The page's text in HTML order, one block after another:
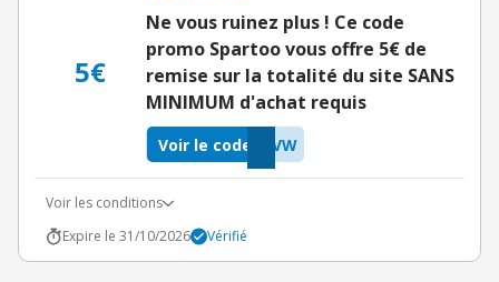
5€
Ne vous ruinez plus ! Ce code
promo Spartoo vous offre 5€ de
remise sur la totalité du site SANS
MINIMUM d'achat requis
HVW
Voir le code
Voir les conditions
Expire le 31/10/2026
Vérifié